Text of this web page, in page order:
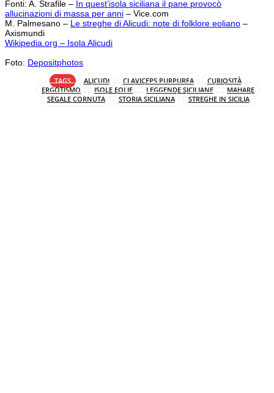
Fonti: A. Strafile – In quest’isola siciliana il pane provocò
allucinazioni di massa per anni – Vice.com
M. Palmesano – Le streghe di Alicudi: note di folklore eoliano –
Axismundi
Wikipedia.org – Isola Alicudi
Foto: Depositphotos
TAGS ALICUDI CLAVICEPS PURPUREA
CURIOSITÀ
ERGOTISMO
ISOLE EOLIE LEGGENDE SICILIANE
MAHARE
SEGALE CORNUTA
STORIA SICILIANA STREGHE IN SICILIA